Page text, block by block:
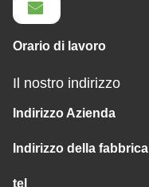
Orario di lavoro
Il nostro indirizzo
Indirizzo Azienda
Indirizzo della fabbrica
tel